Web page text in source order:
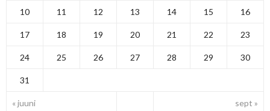
« juuni sept »
10 11 12 13 14 15 16
17 18 19 20 21 22 23
24 25 26 27 28 29 30
31